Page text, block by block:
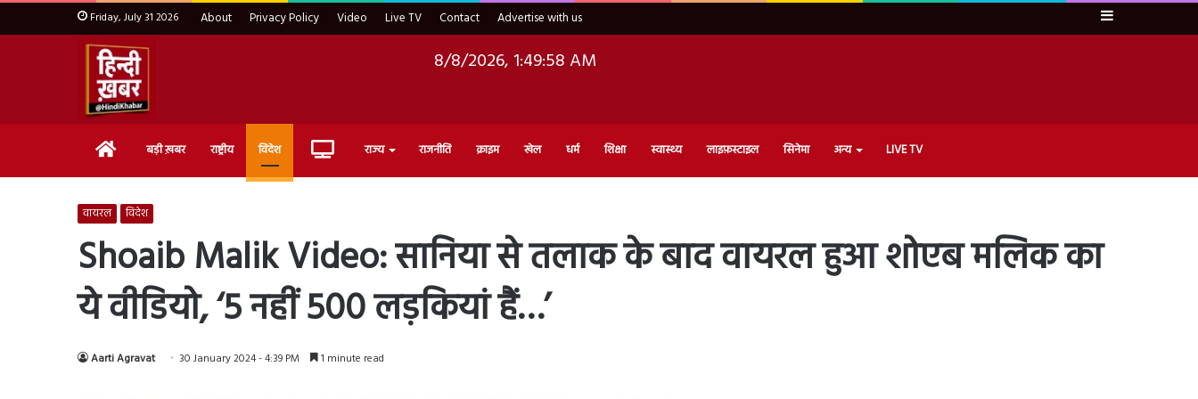
Friday, July 31 2026 About Privacy Policy Video Live TV Contact Advertise with us Sidebar
8/8/2026, 1:49:59 AM
Home बड़ी ख़बर राष्ट्रीय विदेश Live राज्य राजनीति क्राइम खेल धर्म शिक्षा स्वास्थ्य लाइफ़स्टाइल सिनेमा अन्य LIVE TV
वायरल विदेश
Shoaib Malik Video: सानिया से तलाक के बाद वायरल हुआ शोएब मलिक का
ये वीडियो, ‘5 नहीं 500 लड़कियां हैं…’
Aarti Agravat 30 January 2024 - 4:39 PM 1 minute read